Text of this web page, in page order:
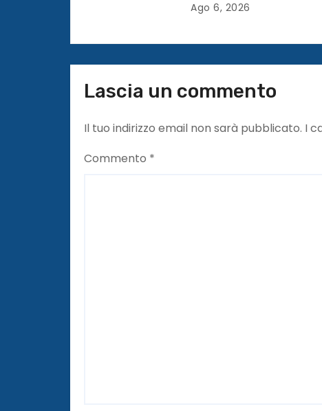
o
l
i
Ago 6, 2026
Lascia un commento
Il tuo indirizzo email non sarà pubblicato. I
Commento *